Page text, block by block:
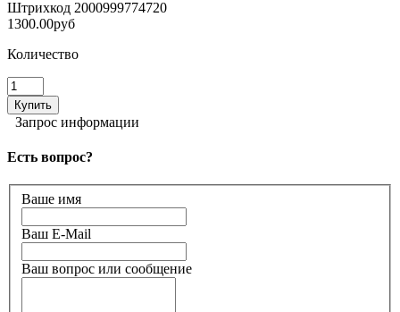
Штрихкод 2000999774720
1300.00руб
Количество
Запрос информации
Есть вопрос?
Ваше имя
Ваш E-Mail
Ваш вопрос или сообщение